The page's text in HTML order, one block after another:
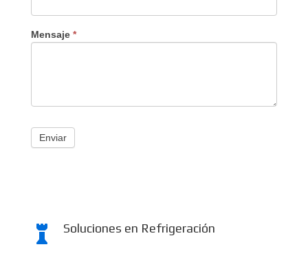
Mensaje *
Enviar
 Soluciones en Refrigeración